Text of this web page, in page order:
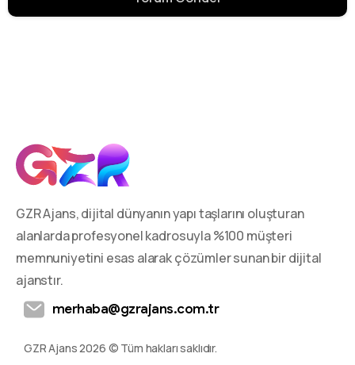
GZR Ajans, dijital dünyanın yapı taşlarını oluşturan
alanlarda profesyonel kadrosuyla %100 müşteri
memnuniyetini esas alarak çözümler sunan bir dijital
ajanstır.
merhaba@gzrajans.com.tr
GZR Ajans 2026 © Tüm hakları saklıdır.